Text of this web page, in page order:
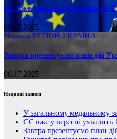
ЄС вже у вересні ухвалить 19-
08.17.2025
Новини РЕГІОН УКРАЇНА
Завтра презентуємо план дій
08.17.2025
Недавні записи
У загальному медальному
ЄС вже у вересні ухвалить
Завтра презентуємо план